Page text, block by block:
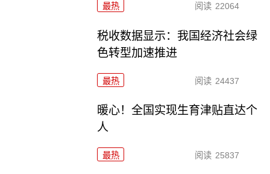
最热 阅读 22064
税收数据显示：我国经济社会绿
色转型加速推进
最热 阅读 24437
暖心！全国实现生育津贴直达个
人
最热 阅读 25837